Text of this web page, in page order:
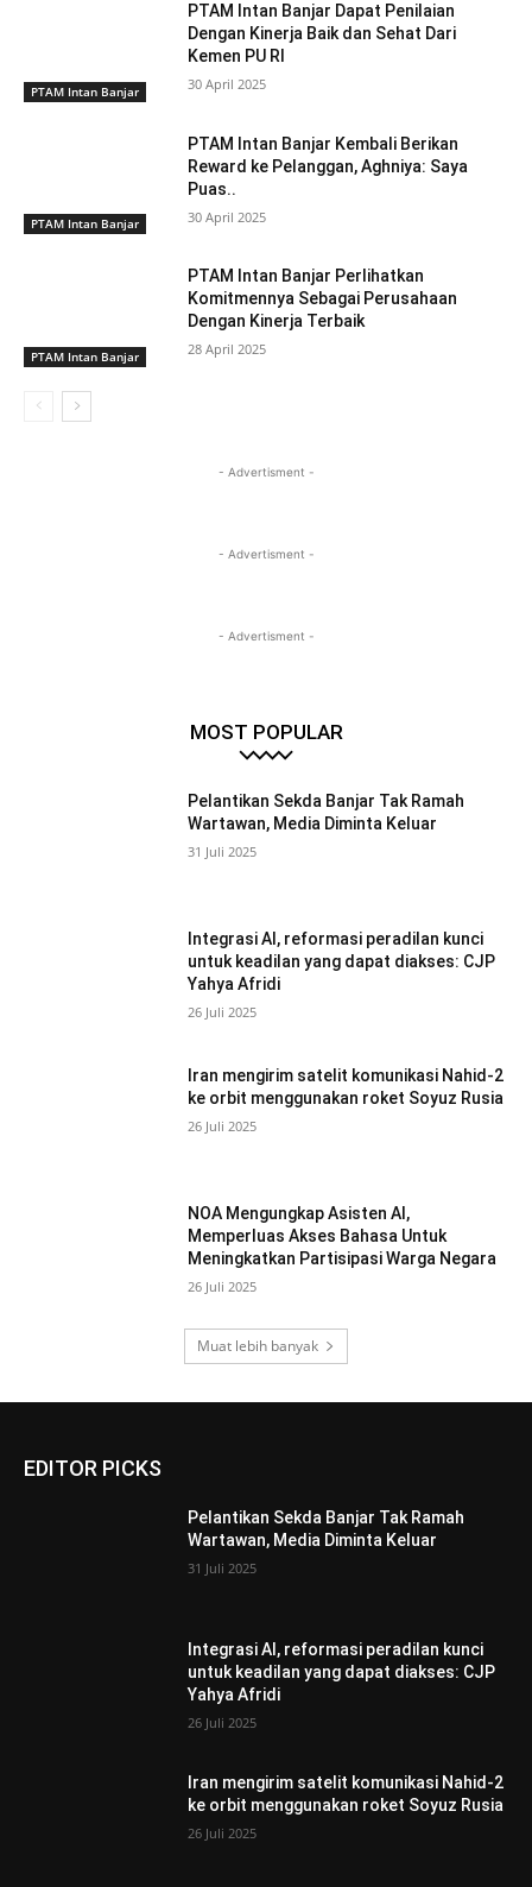
PTAM Intan Banjar
PTAM Intan Banjar Dapat Penilaian
Dengan Kinerja Baik dan Sehat Dari
Kemen PU RI
30 April 2025
PTAM Intan Banjar
PTAM Intan Banjar Kembali Berikan
Reward ke Pelanggan, Aghniya: Saya
Puas..
30 April 2025
PTAM Intan Banjar
PTAM Intan Banjar Perlihatkan
Komitmennya Sebagai Perusahaan
Dengan Kinerja Terbaik
28 April 2025
- Advertisment -
- Advertisment -
- Advertisment -
MOST POPULAR
Pelantikan Sekda Banjar Tak Ramah
Wartawan, Media Diminta Keluar
31 Juli 2025
Integrasi AI, reformasi peradilan kunci
untuk keadilan yang dapat diakses: CJP
Yahya Afridi
26 Juli 2025
Iran mengirim satelit komunikasi Nahid-2
ke orbit menggunakan roket Soyuz Rusia
26 Juli 2025
NOA Mengungkap Asisten AI,
Memperluas Akses Bahasa Untuk
Meningkatkan Partisipasi Warga Negara
26 Juli 2025
Muat lebih banyak
EDITOR PICKS
Pelantikan Sekda Banjar Tak Ramah
Wartawan, Media Diminta Keluar
31 Juli 2025
Integrasi AI, reformasi peradilan kunci
untuk keadilan yang dapat diakses: CJP
Yahya Afridi
26 Juli 2025
Iran mengirim satelit komunikasi Nahid-2
ke orbit menggunakan roket Soyuz Rusia
26 Juli 2025